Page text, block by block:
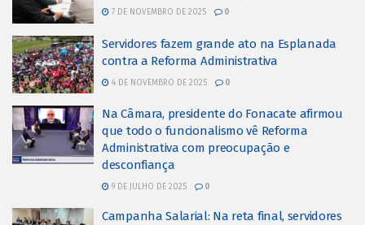
7 DE NOVEMBRO DE 2025 0
Servidores fazem grande ato na Esplanada
contra a Reforma Administrativa
4 DE NOVEMBRO DE 2025 0
Na Câmara, presidente do Fonacate afirmou
que todo o funcionalismo vê Reforma
Administrativa com preocupação e
desconfiança
9 DE JULHO DE 2025 0
Campanha Salarial: Na reta final, servidores